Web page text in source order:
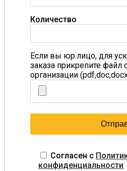
Количество
Если вы юр.лицо, для
заказа прикрепите файл
организации
Согласен с
конфиденциальности